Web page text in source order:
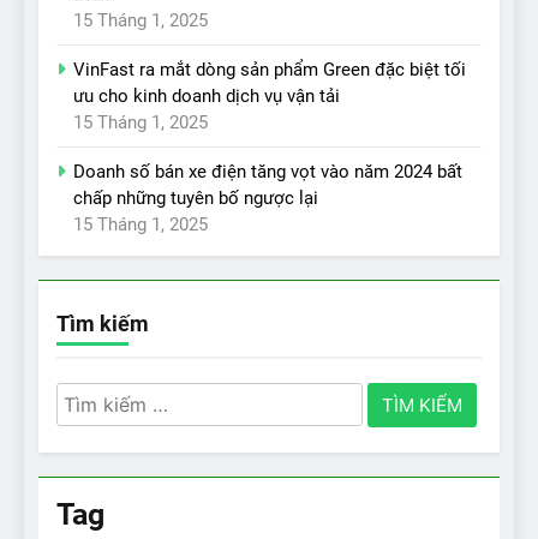
15 Tháng 1, 2025
VinFast ra mắt dòng sản phẩm Green đặc biệt tối
ưu cho kinh doanh dịch vụ vận tải
15 Tháng 1, 2025
Doanh số bán xe điện tăng vọt vào năm 2024 bất
chấp những tuyên bố ngược lại
15 Tháng 1, 2025
Tìm kiếm
Tìm
kiếm
Tag